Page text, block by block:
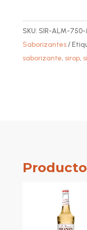
cantidad
SKU: SIR-ALM-750-
Saborizantes
saborizante, sirop,